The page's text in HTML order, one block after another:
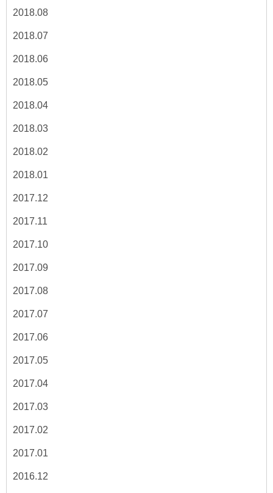
2018.08
2018.07
2018.06
2018.05
2018.04
2018.03
2018.02
2018.01
2017.12
2017.11
2017.10
2017.09
2017.08
2017.07
2017.06
2017.05
2017.04
2017.03
2017.02
2017.01
2016.12